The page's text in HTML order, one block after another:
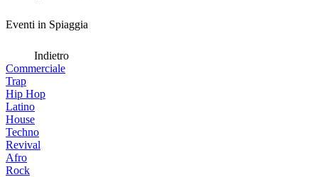
Eventi in Spiaggia
Indietro
Commerciale
Trap
Hip Hop
Latino
House
Techno
Revival
Afro
Rock